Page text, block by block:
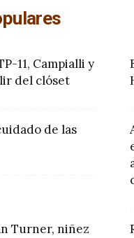
11, Campialli y
del clóset
de las
Turner, niñez